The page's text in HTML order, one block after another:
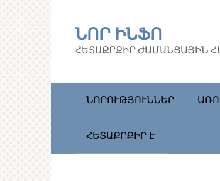
ՆՈՐ ԻՆՖՈ
ՀԵՏԱՔՐՔԻՐ ԺԱՄԱՆՑԱՅԻՆ
ՆՈՐՈՒԹՅՈՒՆՆԵՐ
ՀԵՏԱՔՐՔԻՐ Է